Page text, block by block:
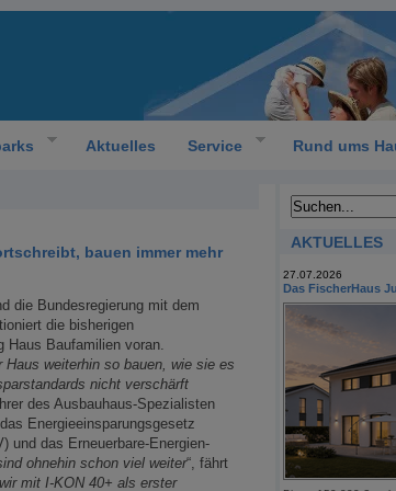
Aktuelles Service Rund ums
bauen immer mehr
die Bundesregierung mit dem
die bisherigen
Haus Baufamilien voran.
weiterhin so bauen, wie sie es
nicht verschärft
des Ausbauhaus-Spezialisten
Energieeinsparungsgesetz
und das Erneuerbare-Energien-
ohnehin schon viel weiter“, fährt
mit I-KON 40+ als erster
AKTUELLES
27.07.2026
Das FischerHaus